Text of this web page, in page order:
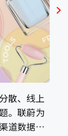
愿低、线
运营矛盾
决方案，